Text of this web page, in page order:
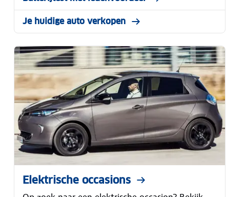
Je huidige auto verkopen
Elektrische occasions